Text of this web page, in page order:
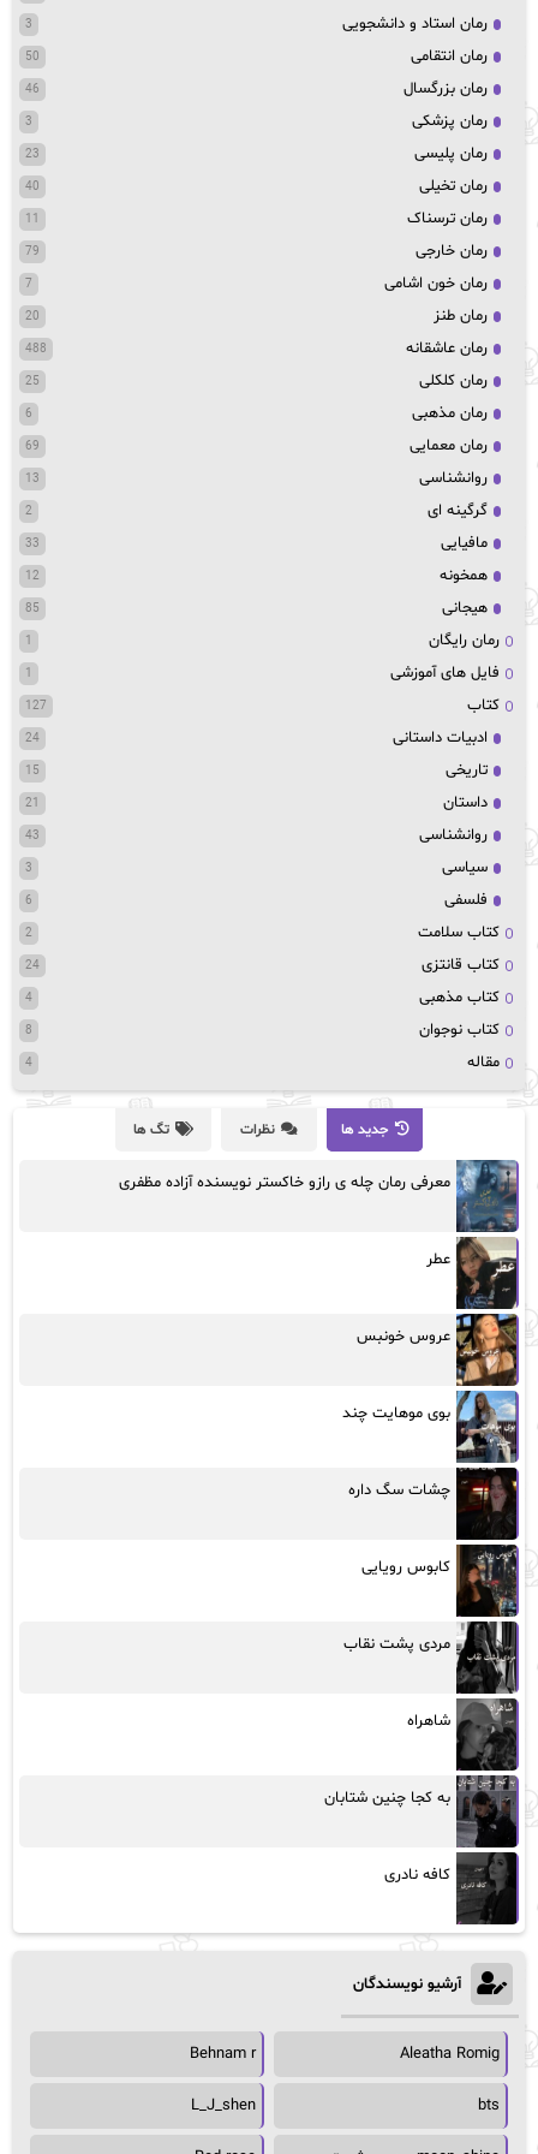
رمان استاد و دانشجویی
3
رمان انتقامی 50
رمان بزرگسال 46
رمان پزشکی 3
رمان پلیسی 23
رمان تخیلی 40
رمان ترسناک 11
رمان خارجی 79
رمان خون اشامی 7
رمان طنز 20
رمان عاشقانه 488
رمان کلکلی 25
رمان مذهبی 6
رمان معمایی 69
روانشناسی 13
گرگینه ای 2
مافیایی 33
همخونه 12
هیجانی 85
رمان رایگان 1
فایل های آموزشی 1
کتاب 127
ادبیات داستانی 24
تاریخی 15
داستان 21
روانشناسی 43
سیاسی 3
فلسفی 6
کتاب سلامت 2
کتاب قانتزی 24
کتاب مذهبی 4
کتاب نوجوان 8
مقاله 4
جدید ها نظرات تگ ها
معرفی رمان چله ی رازو خاکستر نویسنده آزاده مظفری
عطر
عروس خونبس
بوی موهایت چند
چشات سگ داره
کابوس رویایی
مردی پشت نقاب
شاهراه
به کجا چنین شتابان
کافه نادری
آرشیو نویسندگان
Aleatha Romig
Behnam r
bts
L_J_shen